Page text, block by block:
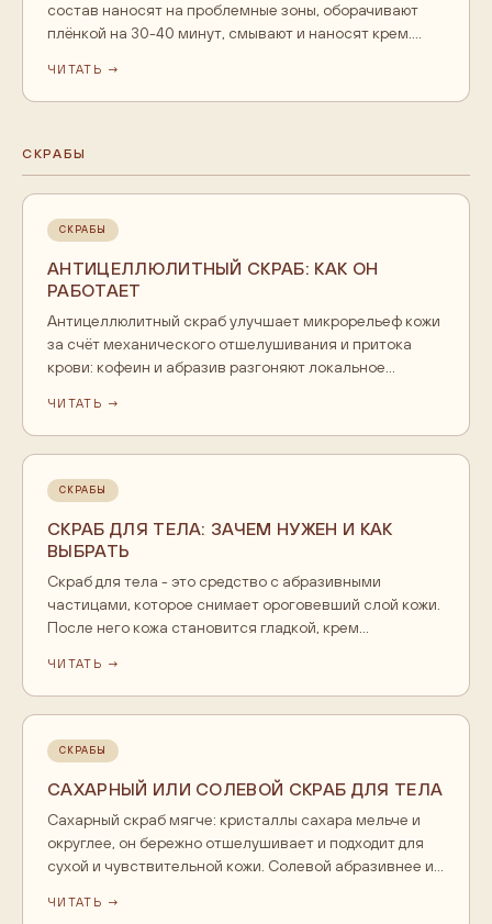
состав наносят на проблемные зоны, оборачивают
плёнкой на 30-40 минут, смывают и наносят крем.
Жир обёртывание не сжигает, это уходовая процедура.
ЧИТАТЬ →
СКРАБЫ
СКРАБЫ
АНТИЦЕЛЛЮЛИТНЫЙ СКРАБ: КАК ОН
РАБОТАЕТ
Антицеллюлитный скраб улучшает микрорельеф кожи
за счёт механического отшелушивания и притока
крови: кофеин и абразив разгоняют локальное
уходовый эффект, а не лечение, работает в связке с
массажем и регулярностью.
ЧИТАТЬ →
СКРАБЫ
СКРАБ ДЛЯ ТЕЛА: ЗАЧЕМ НУЖЕН И КАК
ВЫБРАТЬ
Скраб для тела - это средство с абразивными
частицами, которое снимает ороговевший слой кожи.
После него кожа становится гладкой, крем
делятся по абразиву: сахарный мягкий, кофейный
средний, солевой жёсткий. Наносят скраб на влажную
распаренную кожу, массируют без нажима, смывают и
закрывают уход кремом. Частота - 2-3 раза в неделю,
для сухой и чувствительной кожи реже.
ЧИТАТЬ →
СКРАБЫ
САХАРНЫЙ ИЛИ СОЛЕВОЙ СКРАБ ДЛЯ ТЕЛА
Сахарный скраб мягче: кристаллы сахара мельче и
округлее, он бережно отшелушивает и подходит для
сухой и чувствительной кожи. Солевой абразивнее и
плотной кожи. Оба наносят на влажную кожу,
ЧИТАТЬ →